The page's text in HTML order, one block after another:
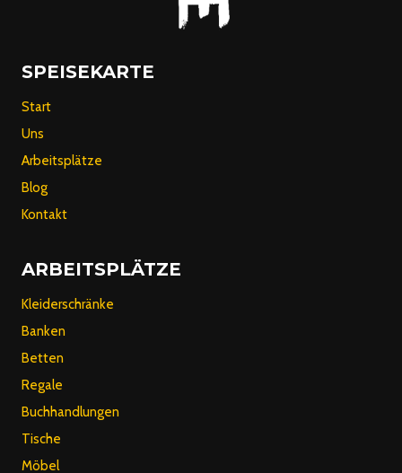
SPEISEKARTE
Start
Uns
Arbeitsplätze
Blog
Kontakt
ARBEITSPLÄTZE
Kleiderschränke
Banken
Betten
Regale
Buchhandlungen
Tische
Möbel